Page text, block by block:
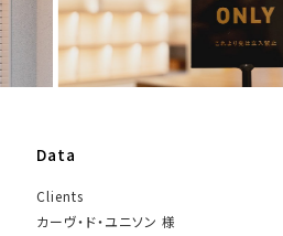
Data
Clients
カーヴ・ド・ユニソン 様